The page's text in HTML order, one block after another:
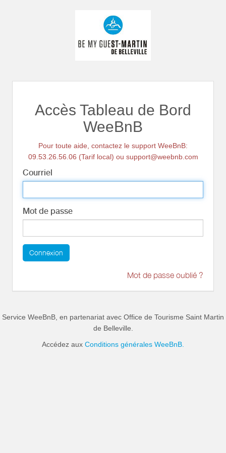
Accès Tableau de Bord
WeeBnB
Pour toute aide, contactez le support WeeBnB:
09.53.26.56.06 (Tarif local) ou support@weebnb.com
Courriel
Mot de passe
Connexion
Mot de passe oublié ?
Service WeeBnB, en partenariat avec Office de Tourisme Saint Martin
de Belleville
Accédez aux Conditions générales WeeBnB.